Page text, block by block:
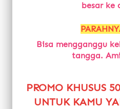
besar ke
Bisa mengganggu
tangga.
PROMO KHUSUS
UNTUK KAMU